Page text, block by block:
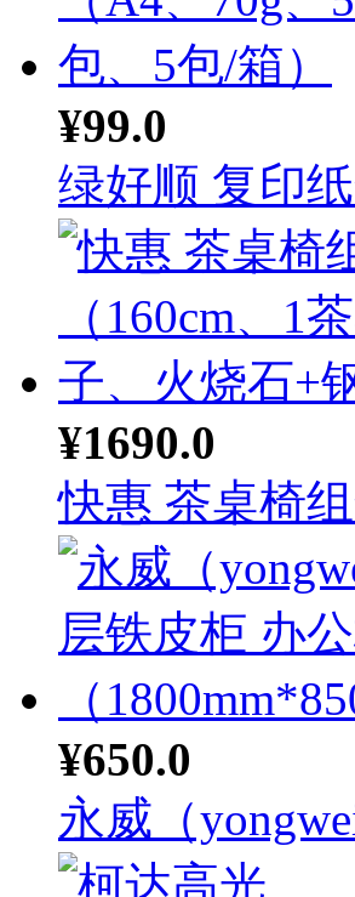
¥99.0
绿好顺 复印
¥1690.0
快惠 茶桌椅
¥650.0
永威（